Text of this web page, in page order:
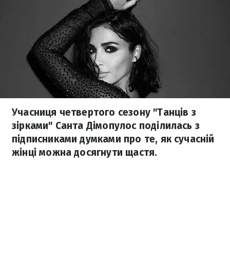
Учасниця четвертого сезону "Танців з
зірками" Санта Дімопулос поділилась з
підписниками думками про те, як сучасній
жінці можна досягнути щастя.